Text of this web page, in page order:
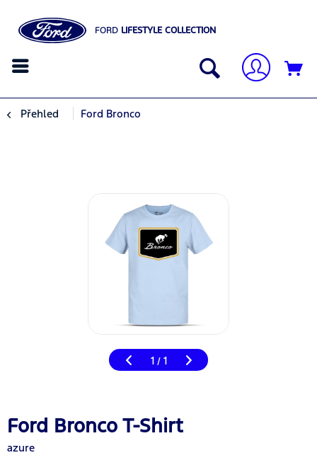
FORD LIFESTYLE COLLECTION
Přehled Ford Bronco
1 / 1
Ford Bronco T-Shirt
azure